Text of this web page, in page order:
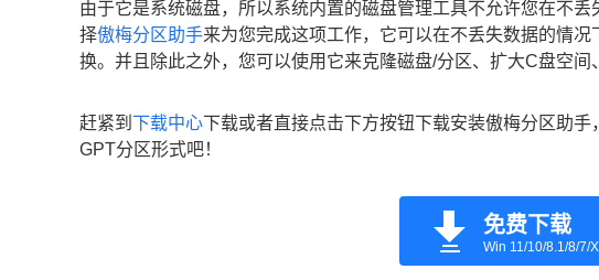
由于它是系统磁盘，所以系统内置的磁盘管理工具不允许您在不
择傲梅分区助手来为您完成这项工作，它可以在不丢失数据的情
换。并且除此之外，您可以使用它来克隆磁盘/分区、扩大C盘空间
赶紧到 下载中心下载或者直接点击下方按钮下载安装傲梅分区助
GPT分区形式吧！
免费下载
Win 11/10/8.1/8/7/